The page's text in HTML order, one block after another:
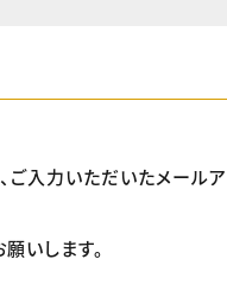
ご入力いただいたメールア
いします。